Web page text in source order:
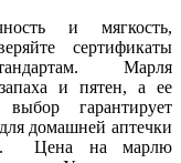
и мягкость,
сертификаты
Марля
и пятен, а ее
гарантирует
домашней аптечки
Цена на марлю